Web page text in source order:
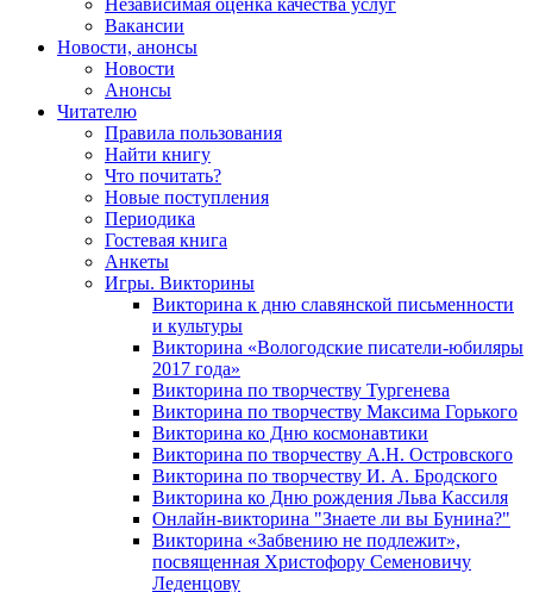
Вакансии
Новости, анонсы
Новости
Анонсы
Читателю
Правила пользования
Найти книгу
Что почитать?
Новые поступления
Периодика
Гостевая книга
Анкеты
Игры. Викторины
Викторина к дню славянской письменности
и культуры
Викторина «Вологодские писатели-юбиляры
2017 года»
Викторина по творчеству Тургенева
Викторина по творчеству Максима Горького
Викторина ко Дню космонавтики
Викторина по творчеству А.Н. Островского
Викторина по творчеству И. А. Бродского
Викторина ко Дню рождения Льва Кассиля
Онлайн-викторина "Знаете ли вы Бунина?"
Викторина «Забвению не подлежит»,
посвященная Христофору Семеновичу
Леденцову